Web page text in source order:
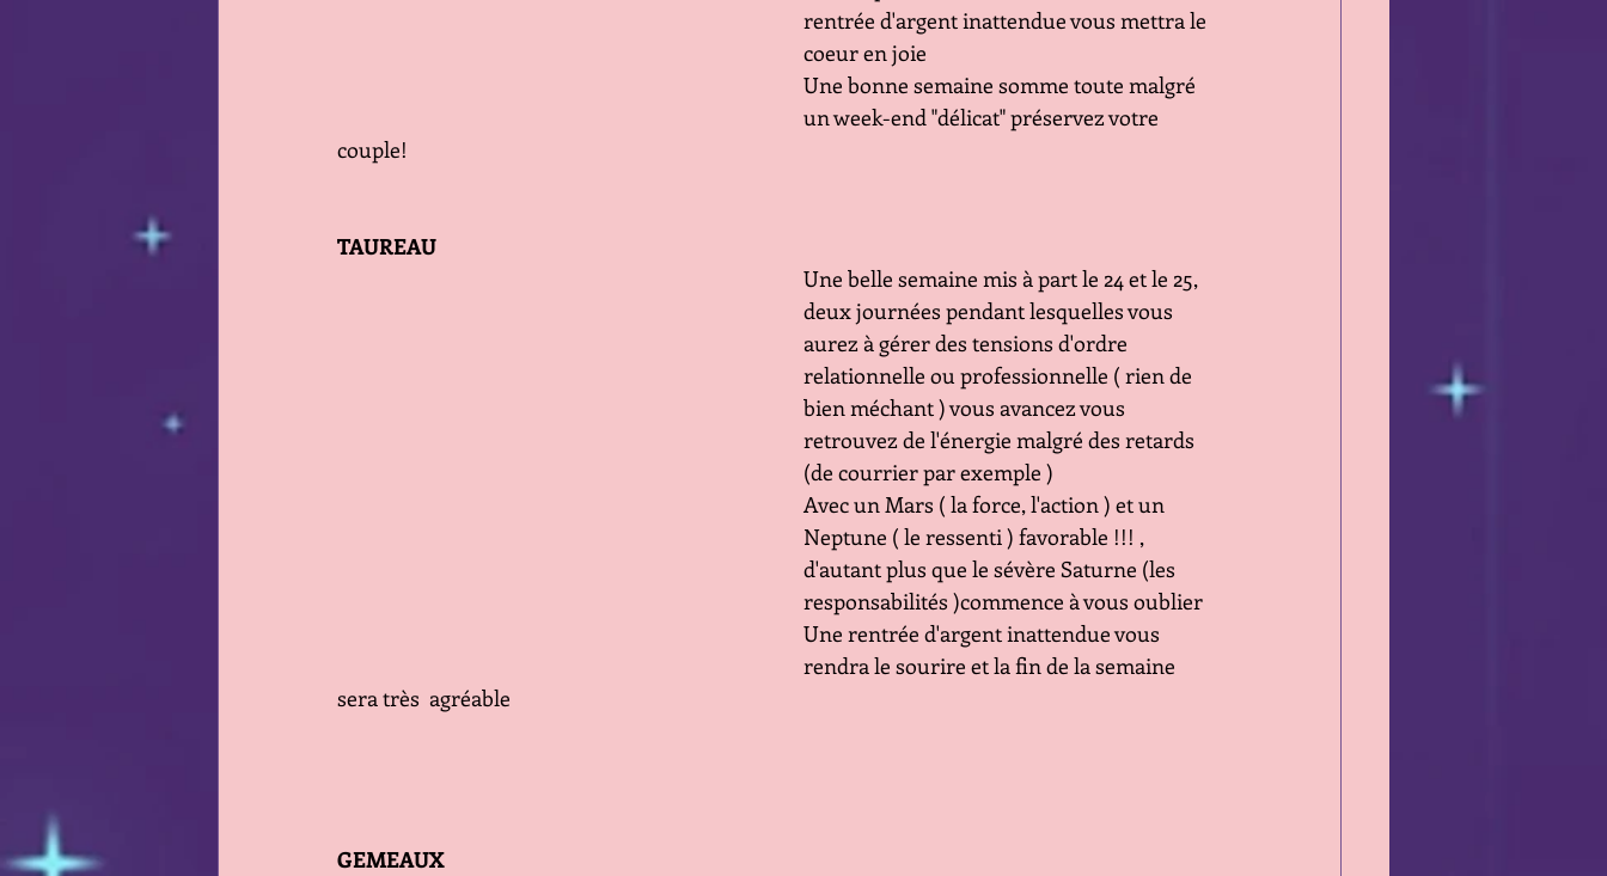
rentrée d'argent inattendue vous mettra le
coeur en joie
Une bonne semaine somme toute malgré
un week-end "délicat" préservez votre
couple!
TAUREAU
Une belle semaine mis à part le 24 et le 25,
deux journées pendant lesquelles vous
aurez à gérer des tensions d'ordre
relationnelle ou professionnelle ( rien de
bien méchant ) vous avancez vous
retrouvez de l'énergie malgré des retards
(de courrier par exemple )
Avec un Mars ( la force, l'action ) et un
Neptune ( le ressenti ) favorable !!! ,
d'autant plus que le sévère Saturne (les
responsabilités )commence à vous oublier
Une rentrée d'argent inattendue vous
rendra le sourire et la fin de la semaine
sera très  agréable
GEMEAUX